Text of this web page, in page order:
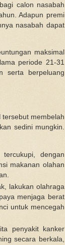
calon nasabah
Adapun premi
nasabah dapat
maksimal
periode 21-31
serta berpeluang
tersebut membelah
sedini mungkin.
dengan
makanan olahan
lakukan olahraga
menjaga berat
untuk mencegah
penyakit kanker
secara berkala,